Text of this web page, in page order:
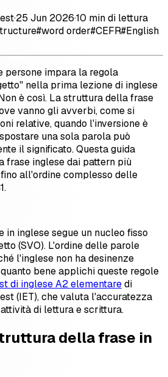
·25 Jun 2026·10 min di lettura
#word order#CEFR#English
persone impara la regola
nella prima lezione di inglese
è così. La struttura della frase
vanno gli avverbi, come si
relative, quando l'inversione è
una sola parola può
il significato. Questa guida
frase inglese dai pattern più
all'ordine complesso delle
inglese segue un nucleo fisso
(SVO). L'ordine delle parole
l'inglese non ha desinenze
bene applichi queste regole
di inglese A2 elementaredi
(IET), che valuta l'accuratezza
di lettura e scrittura.
della frase in